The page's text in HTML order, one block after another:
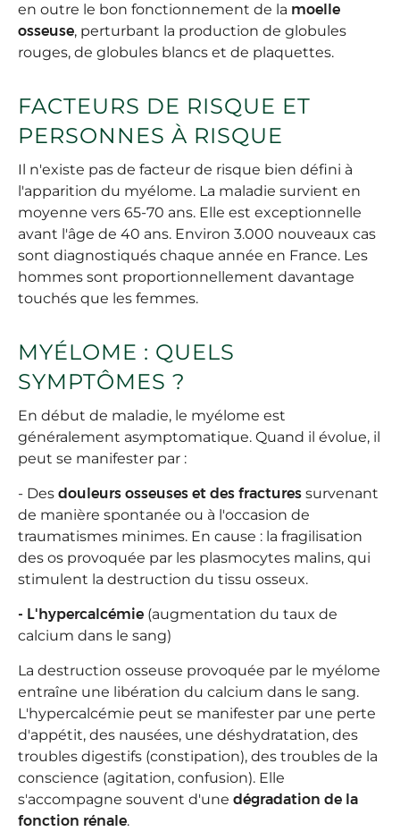
en outre le bon fonctionnement de la moelle
osseuse, perturbant la production de globules
rouges, de globules blancs et de plaquettes.
FACTEURS DE RISQUE ET
PERSONNES À RISQUE
Il n'existe pas de facteur de risque bien défini à
l'apparition du myélome. La maladie survient en
moyenne vers 65-70 ans. Elle est exceptionnelle
avant l'âge de 40 ans. Environ 3.000 nouveaux cas
sont diagnostiqués chaque année en France. Les
hommes sont proportionnellement davantage
touchés que les femmes.
MYÉLOME : QUELS
SYMPTÔMES ?
En début de maladie, le myélome est
généralement asymptomatique. Quand il évolue, il
peut se manifester par :
- Des douleurs osseuses et des fractures survenant
de manière spontanée ou à l'occasion de
traumatismes minimes. En cause : la fragilisation
des os provoquée par les plasmocytes malins, qui
stimulent la destruction du tissu osseux.
- L'hypercalcémie (augmentation du taux de
calcium dans le sang)
La destruction osseuse provoquée par le myélome
entraîne une libération du calcium dans le sang.
L'hypercalcémie peut se manifester par une perte
d'appétit, des nausées, une déshydratation, des
troubles digestifs (constipation), des troubles de la
conscience (agitation, confusion). Elle
s'accompagne souvent d'une dégradation de la
fonction rénale.